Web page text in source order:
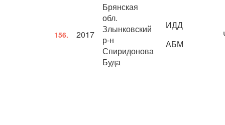
156. 2017
Брянская
обл.
Злынковский
р-н
Спиридонова
Буда
ИДД
АБМ